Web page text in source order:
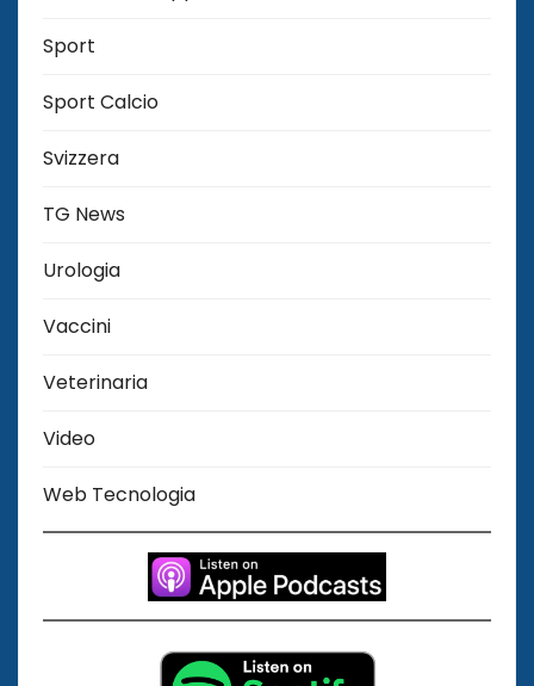
Sport
Sport Calcio
Svizzera
TG News
Urologia
Vaccini
Veterinaria
Video
Web Tecnologia